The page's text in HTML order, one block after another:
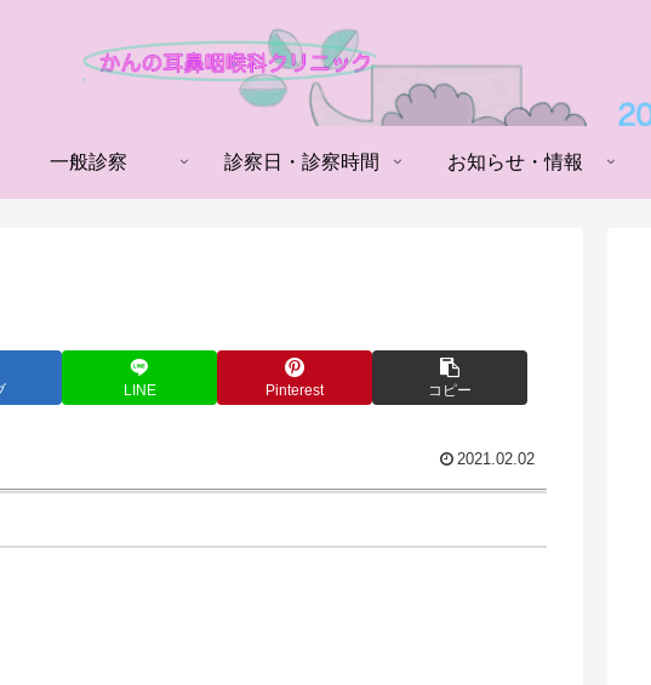
一般診察 診察日・診察時間 お知らせ・情報
LINE Pinterest コピー
2021.02.02